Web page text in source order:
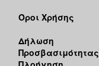
Όροι Χρήσης
Δήλωση
Προσβασιμότητας